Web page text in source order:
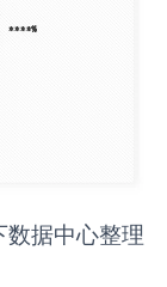
据中心整理